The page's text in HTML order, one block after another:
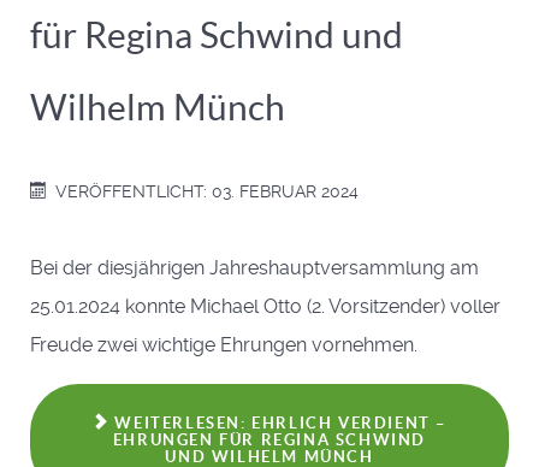
für Regina Schwind und
Wilhelm Münch
VERÖFFENTLICHT: 03. FEBRUAR 2024
Bei der diesjährigen Jahreshauptversammlung am
25.01.2024 konnte Michael Otto (2. Vorsitzender) voller
Freude zwei wichtige Ehrungen vornehmen.
WEITERLESEN: EHRLICH VERDIENT –
EHRUNGEN FÜR REGINA SCHWIND
UND WILHELM MÜNCH